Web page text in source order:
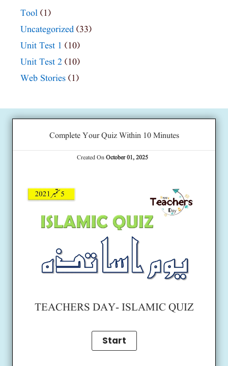
Tool (1)
Uncategorized (33)
Unit Test 1 (10)
Unit Test 2 (10)
Web Stories (1)
Complete Your Quiz Within 10 Minutes
Created OnOctober 01, 2025
TEACHERS DAY- ISLAMIC QUIZ